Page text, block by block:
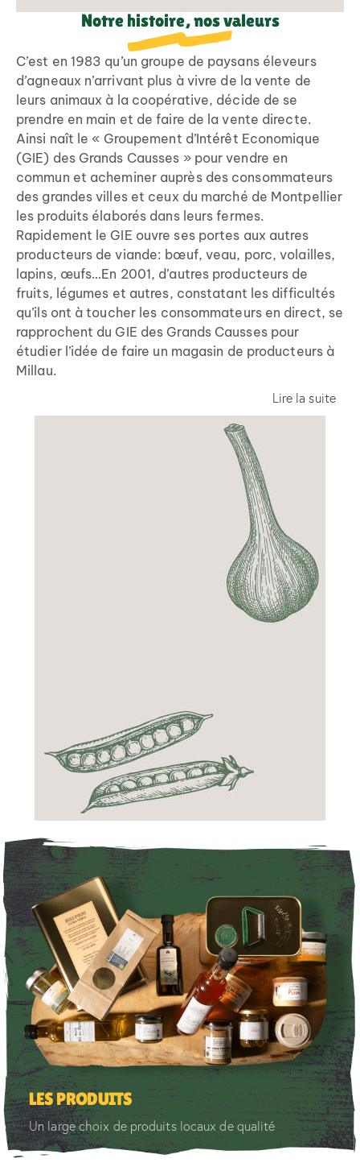
Notre histoire, nos valeurs
C’est en 1983 qu’un groupe de paysans éleveurs
d’agneaux n’arrivant plus à vivre de la vente de
leurs animaux à la coopérative, décide de se
prendre en main et de faire de la vente directe.
Ainsi naît le « Groupement d’Intérêt Economique
(GIE) des Grands Causses » pour vendre en
commun et acheminer auprès des consommateurs
des grandes villes et ceux du marché de Montpellier
les produits élaborés dans leurs fermes.
Rapidement le GIE ouvre ses portes aux autres
producteurs de viande: bœuf, veau, porc, volailles,
lapins, œufs…En 2001, d’autres producteurs de
fruits, légumes et autres, constatant les difficultés
qu’ils ont à toucher les consommateurs en direct, se
rapprochent du GIE des Grands Causses pour
étudier l’idée de faire un magasin de producteurs à
Millau.
Lire la suite
LES PRODUITS
Un large choix de produits locaux de qualité